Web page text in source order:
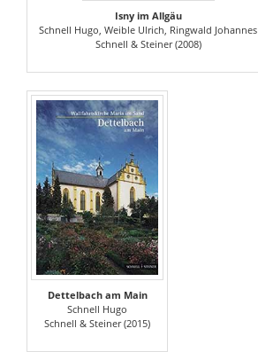
Isny im Allgäu
Schnell Hugo, Weible Ulrich, Ringwald Johannes
Schnell & Steiner (2008)
Dettelbach am Main
Schnell Hugo
Schnell & Steiner (2015)